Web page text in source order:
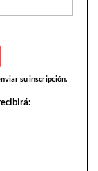
su inscripción.